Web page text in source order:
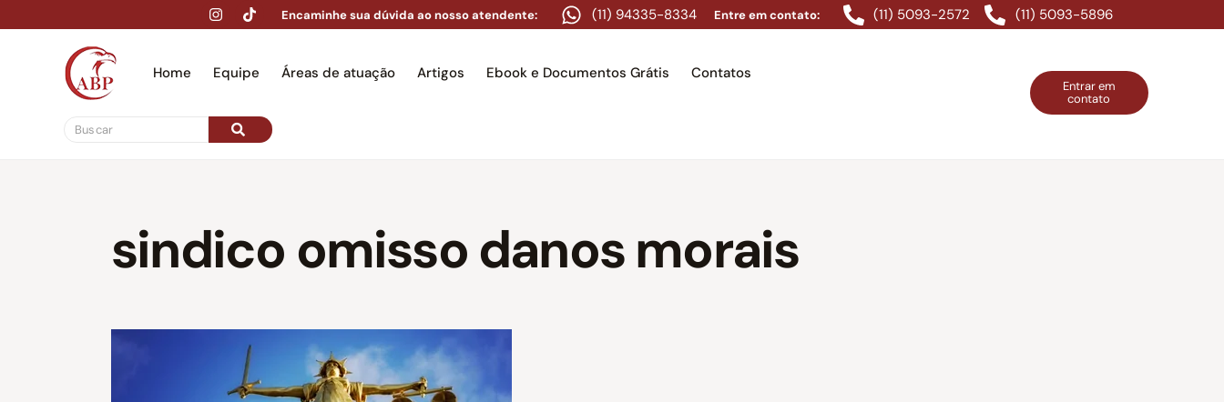
Encaminhe sua dúvida ao nosso atendente: (11) 94335-8334 Entre em contato: (11) 5093-2572 (11) 5093-5896
Home Equipe Áreas de atuação Artigos Ebook e Documentos Grátis Contatos
Entrar em
contato
sindico omisso danos morais